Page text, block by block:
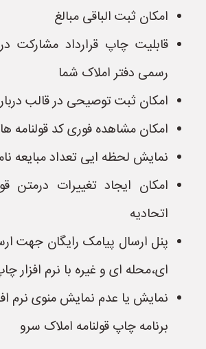
امکان ثبت الباقی مبالغ
قابلیت چاپ قرارداد مشارکت
رسمی دفتر املاک شما
امکان ثبت توصیحی در قالب
امکان مشاهده فوری کد قولنامه
نمایش لحظه ایی تعداد مبایعه
امکان ایجاد تغییرات درمتن
اتحادیه
پنل ارسال پیامک رایگان جهت
ای،محله ای و غیره با نرم افزار
نمایش یا عدم نمایش منوی نرم
برنامه چاپ قولنامه املاک سرو